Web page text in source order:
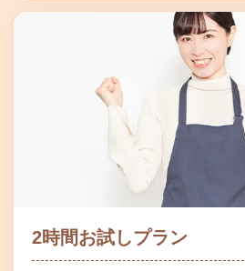
2時間お試しプラン